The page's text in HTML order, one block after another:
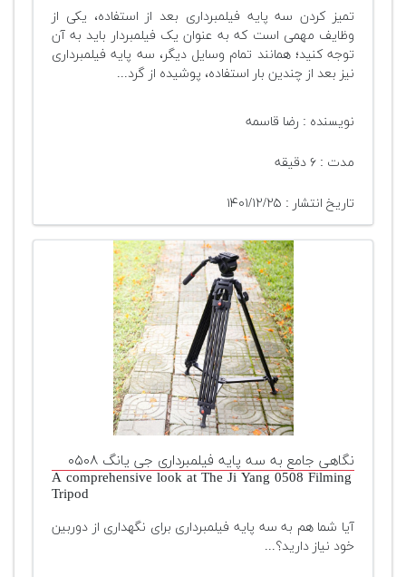
تمیز کردن سه پایه فیلمبرداری بعد از استفاده، یکی از
وظایف مهمی است که به عنوان یک فیلمبردار باید به آن
توجه کنید؛ همانند تمام وسایل دیگر، سه پایه فیلمبرداری
نیز بعد از چندین بار استفاده، پوشیده از گرد...
نویسنده : رضا قاسمه
مدت : ۶ دقیقه
تاریخ انتشار : ۱۴۰۱/۱۲/۲۵
نگاهی جامع به سه پایه‌ فیلمبرداری جی یانگ ۰۵۰۸
A comprehensive look at The Ji Yang 0508 Filming
Tripod
آیا شما هم به سه پایه فیلمبرداری برای نگهداری از دوربین
خود نیاز دارید؟...